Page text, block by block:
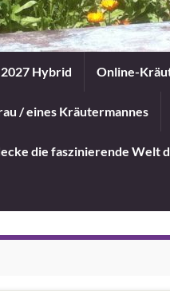
Hybrid Online-
/ eines Kräutermannes
die faszinierende Welt